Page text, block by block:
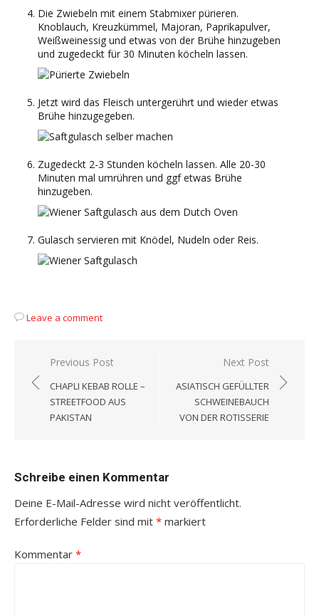
Die Zwiebeln mit einem Stabmixer pürieren.
Knoblauch, Kreuzkümmel, Majoran, Paprikapulver,
Weißweinessig und etwas von der Brühe hinzugeben
und zugedeckt für 30 Minuten köcheln lassen.
Jetzt wird das Fleisch untergerührt und wieder etwas
Brühe hinzugegeben.
Zugedeckt 2-3 Stunden köcheln lassen. Alle 20-30
Minuten mal umrühren und ggf etwas Brühe
hinzugeben.
Gulasch servieren mit Knödel, Nudeln oder Reis.
Leave a comment
Beitragsnavigation
Previous Post
CHAPLI KEBAB ROLLE –
STREETFOOD AUS
PAKISTAN
Next Post
ASIATISCH GEFÜLLTER
SCHWEINEBAUCH
VON DER ROTISSERIE
Schreibe einen Kommentar
Deine E-Mail-Adresse wird nicht veröffentlicht.
Erforderliche Felder sind mit * markiert
Kommentar *